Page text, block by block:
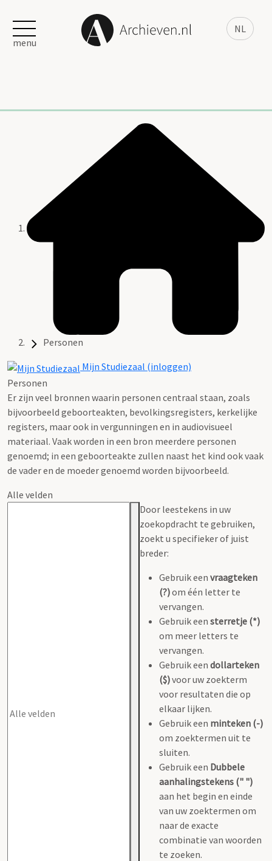
NL
menu
Personen
Mijn Studiezaal (inloggen)
Personen
Er zijn veel bronnen waarin personen centraal staan, zoals
bijvoorbeeld geboorteakten, bevolkingsregisters, kerkelijke
registers, maar ook in vergunningen en in audiovisueel
materiaal. Vaak worden in een bron meerdere personen
genoemd; in een geboorteakte zullen naast het kind ook vaak
de vader en de moeder genoemd worden bijvoorbeeld.
Alle velden
Door leestekens in uw
zoekopdracht te gebruiken,
zoekt u specifieker of juist
breder:
Gebruik een vraagteken
(?)om één letter te
vervangen.
Gebruik een sterretje (*)
om meer letters te
vervangen.
Gebruik een dollarteken
($)voor uw zoekterm
voor resultaten die op
elkaar lijken.
Gebruik een minteken (-)
om zoektermen uit te
sluiten.
Gebruik een Dubbele
aanhalingstekens (" ")
aan het begin en einde
van uw zoektermen om
naar de exacte
combinatie van woorden
te zoeken.